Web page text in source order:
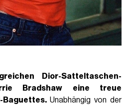
Dior-Satteltaschen-
Bradshaw eine treue
Baguettes.Unabhängig von der